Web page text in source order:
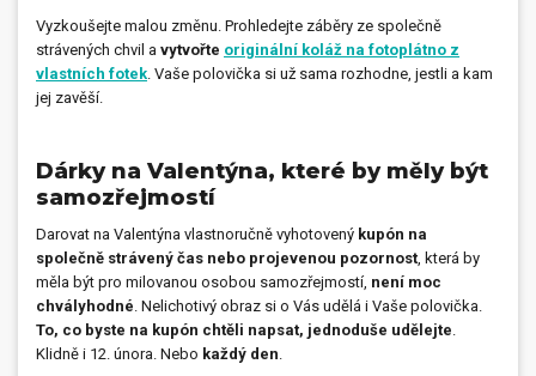
Vyzkoušejte malou změnu. Prohledejte záběry ze společně
strávených chvil a vytvořte originální koláž na fotoplátno z
vlastních fotek . Vaše polovička si už sama rozhodne, jestli a kam
jej zavěší.
Dárky na Valentýna, které by měly být
samozřejmostí
Darovat na Valentýna vlastnoručně vyhotovený kupón na
společně strávený čas nebo projevenou pozornost , která by
měla být pro milovanou osobou samozřejmostí, není moc
chvályhodné . Nelichotivý obraz si o Vás udělá i Vaše polovička.
To, co byste na kupón chtěli napsat, jednoduše udělejte
Klidně i 12. února. Nebo každý den